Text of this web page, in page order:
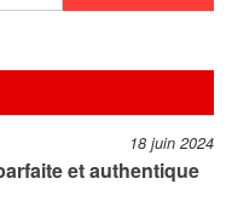
18 juin 2024
et authentique